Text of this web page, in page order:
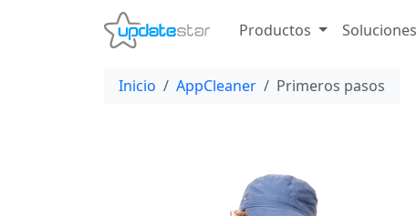
Productos Soluciones
Inicio AppCleaner Primeros pasos